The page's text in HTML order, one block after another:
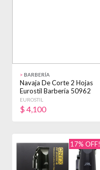
> BARBERÍA
Navaja De Corte 2 Hojas
Eurostil Barbería 50962
EUROSTIL
$ 4,100
17% OFF!